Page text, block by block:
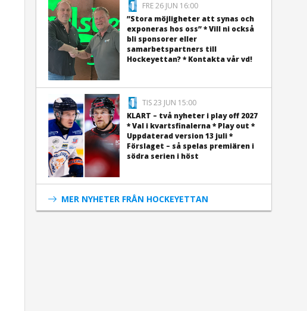
FRE 26 JUN 16:00
”Stora möjligheter att synas och
exponeras hos oss” * Vill ni också
bli sponsorer eller
samarbetspartners till
Hockeyettan? * Kontakta vår vd!
TIS 23 JUN 15:00
KLART – två nyheter i play off 2027
* Val i kvartsfinalerna * Play out *
Uppdaterad version 13 juli *
Förslaget – så spelas premiären i
södra serien i höst
MER NYHETER FRÅN HOCKEYETTAN